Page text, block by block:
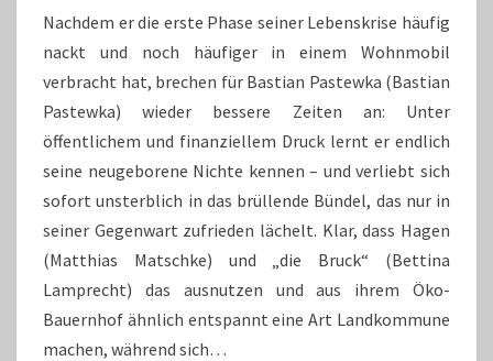
ERNST
Nachdem er die erste Phase seiner Lebenskrise häufig
nackt und noch häufiger in einem Wohnmobil
verbracht hat, brechen für Bastian Pastewka (Bastian
Pastewka) wieder bessere Zeiten an: Unter
öffentlichem und finanziellem Druck lernt er endlich
seine neugeborene Nichte kennen – und verliebt sich
sofort unsterblich in das brüllende Bündel, das nur in
seiner Gegenwart zufrieden lächelt. Klar, dass Hagen
(Matthias Matschke) und „die Bruck“ (Bettina
Lamprecht) das ausnutzen und aus ihrem Öko-
Bauernhof ähnlich entspannt eine Art Landkommune
machen, während sich…